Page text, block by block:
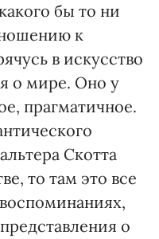
бы то ни
к
в искусство
о мире. Оно у
прагматичное.
Скотта
то там это все
о